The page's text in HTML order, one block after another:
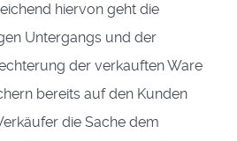
hiervon geht die
Untergangs und der
der verkauften Ware
bereits auf den Kunden
die Sache dem